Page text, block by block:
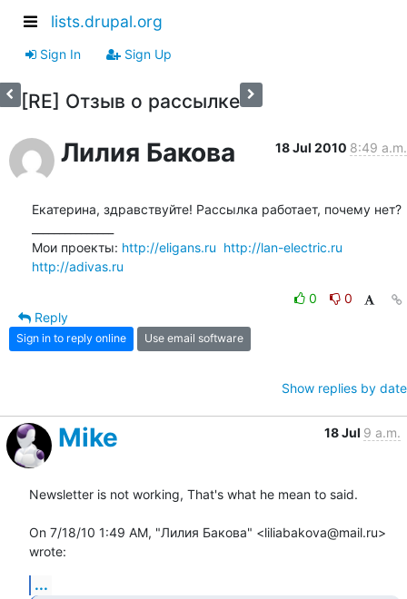
lists.drupal.org
Sign In Sign Up
[RE] Отзыв о рассылке
Лилия Бакова 18 Jul 2010 8:49 a.m.
Екатерина, здравствуйте! Рассылка работает, почему нет?
Мои проекты: http://eligans.ru http://lan-electric.ru
http://adivas.ru
0
0
Reply
Sign in to reply online Use email software
Show replies by date
Mike 18 Jul 9 a.m.
Newsletter is not working, That's what he mean to said.
On 7/18/10 1:49 AM, "Лилия Бакова" <liliabakova@mail.ru>
wrote:
...